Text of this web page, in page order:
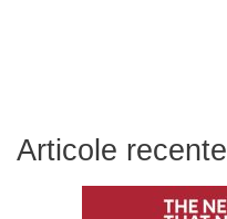
Articole recente